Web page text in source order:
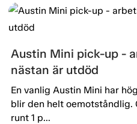
Austin Mini pick-up -
nästan är utdöd
En vanlig Austin Mini har
blir den helt oemotståndlig.
runt 1 p...